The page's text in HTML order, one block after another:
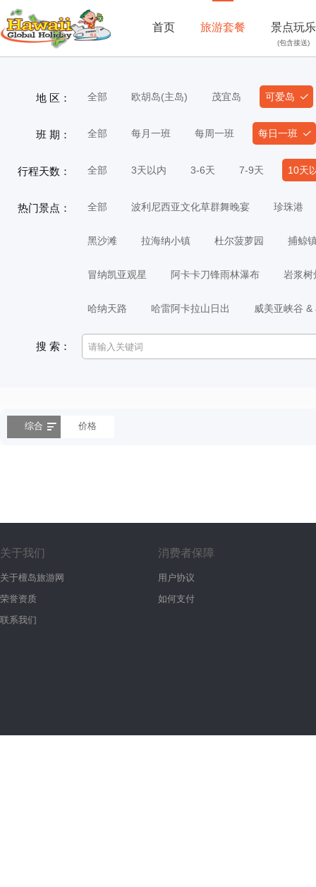
首页 旅游套餐 景点玩乐
(包含接送)
地 区： 全部 欧胡岛(主岛) 茂宜岛 可爱岛
班 期： 全部 每月一班 每周一班 每日一班
行程天数： 全部 3天以内 3-6天 7-9天 10天
热门景点： 全部 波利尼西亚文化草群舞晚宴 珍珠港
黑沙滩 拉海纳小镇 杜尔菠萝园 捕鲸
冒纳凯亚观星 阿卡卡刀锋雨林瀑布 岩浆树
哈纳天路 哈雷阿卡拉山日出 威美亚峡谷 &
搜 索：
综合 价格
关于我们
关于檀岛旅游网
荣誉资质
联系我们
消费者保障
用户协议
如何支付